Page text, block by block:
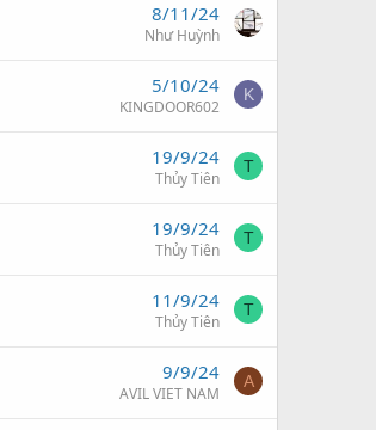
8/11/24
Như Huỳnh
5/10/24
KINGDOOR602
K
19/9/24
Thủy Tiên
T
19/9/24
Thủy Tiên
T
11/9/24
Thủy Tiên
T
9/9/24
AVIL VIET NAM
A